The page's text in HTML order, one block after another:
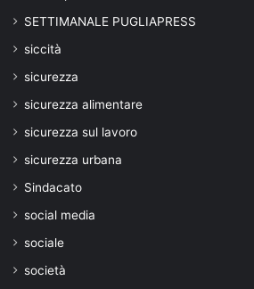
SETTIMANALE PUGLIAPRESS
siccità
sicurezza
sicurezza alimentare
sicurezza sul lavoro
sicurezza urbana
Sindacato
social media
sociale
società